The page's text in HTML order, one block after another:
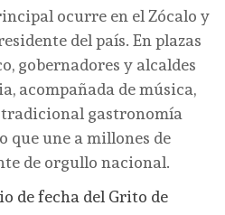
ocurre en el Zócalo y
del país. En plazas
gobernadores y alcaldes
acompañada de música,
gastronomía
que une a millones de
de orgullo nacional.
de fecha del Grito de